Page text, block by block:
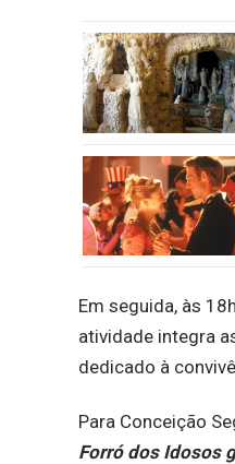
Em seguida, às
atividade integra
dedicado à
Para Conceição
Forró dos Idosos